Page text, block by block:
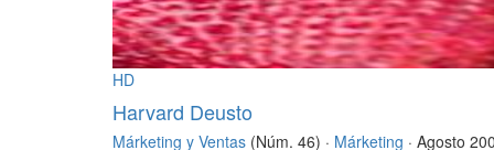
HD
Harvard Deusto
Márketing y Ventas (Núm. 46) · Márketing · Agosto